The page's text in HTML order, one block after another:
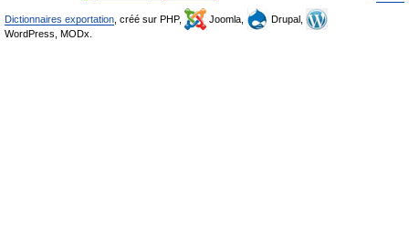
Dictionnaires exportation , créé sur PHP, Joomla,
Drupal,
WordPress, MODx.